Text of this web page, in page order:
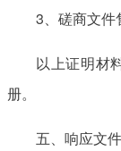
3、磋商文件
以上证明材
册。
五、响应文